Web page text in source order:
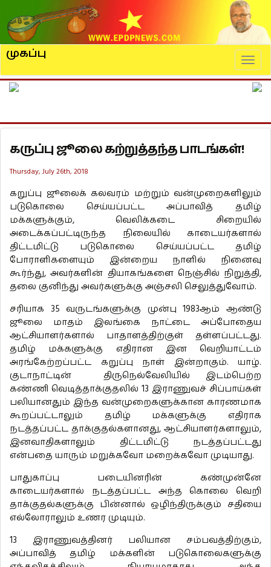
முகப்பு
கருப்பு ஜூலை கற்றுத்தந்த பாடங்கள்!
Thursday, July 26th, 2018
கறுப்பு ஜூலைக் கலவரம் மற்றும் வன்முறைகளிலும்
படுகொலை செய்யப்பட்ட அப்பாவித் தமிழ்
மக்களுக்கும், வெலிக்கடை சிறையில்
அடைக்கப்பட்டிருந்த நிலையில் காடையர்களால்
திட்டமிட்டு படுகொலை செய்யப்பட்ட தமிழ்
போராளிகளையும் இன்றைய நாளில் நினைவு
கூர்ந்து, அவர்களின் தியாகங்களை நெஞ்சில் நிறுத்தி,
தலை குனிந்து அவர்களுக்கு அஞ்சலி செலுத்துவோம்.
சரியாக 35 வருடங்களுக்கு முன்பு 1983ஆம் ஆண்டு
ஜூலை மாதம் இலங்கை நாட்டை அப்போதைய
ஆட்சியாளர்களால் பாதாளத்திற்குள் தள்ளப்பட்டது.
தமிழ் மக்களுக்கு எதிரான இன வெறியாட்டம்
அரங்கேற்றப்பட்ட கறுப்பு நாள் இன்றாகும். யாழ்.
குடாநாட்டின் திருநெல்வேலியில் இடம்பெற்ற
கண்ணி வெடித்தாக்குதலில் 13 இராணுவச் சிப்பாய்கள்
பலியானதும் இந்த வன்முறைகளுக்கான காரணமாக
கூறப்பட்டாலும் தமிழ் மக்களுக்கு எதிராக
நடத்தப்பட்ட தாக்குதல்களானது, ஆட்சியாளர்களாலும்,
இனவாதிகளாலும் திட்டமிட்டு நடத்தப்பட்டது
என்பதை யாரும் மறுக்கவோ மறைக்கவோ முடியாது.
பாதுகாப்பு படையினரின் கண்முன்னே
காடையர்களால் நடத்தப்பட்ட அந்த கொலை வெறி
தாக்குதல்களுக்கு பின்னால் ஒழிந்திருக்கும் சதியை
எல்லோராலும் உணர முடியும்.
13 இராணுவத்தினர் பலியான சம்பவத்திற்கும்,
அப்பாவித் தமிழ் மக்களின் படுகொலைகளுக்கு